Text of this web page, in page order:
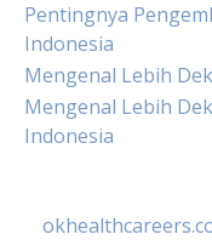
Pentingnya
Indonesia
Mengenal Lebih
Mengenal Lebih
Indonesia